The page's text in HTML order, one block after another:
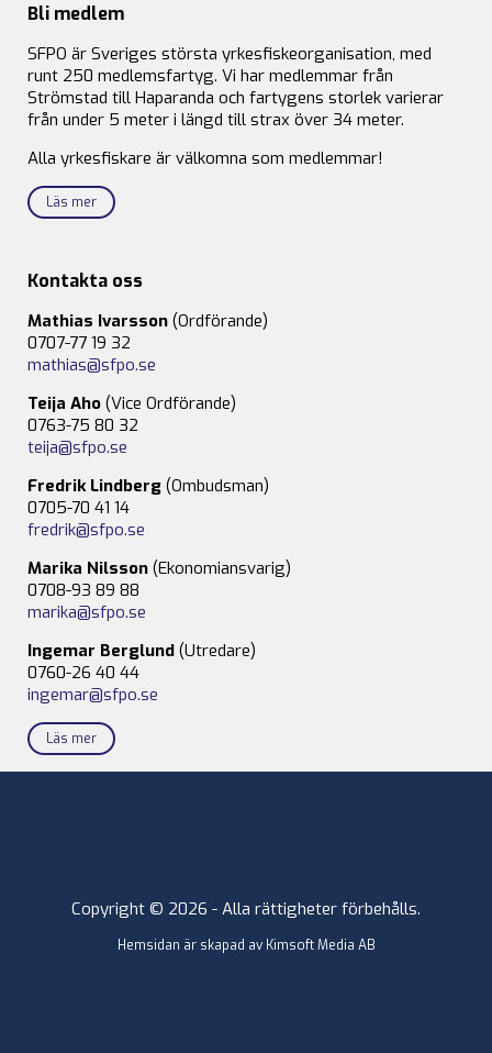
Bli medlem
SFPO är Sveriges största yrkesfiskeorganisation, med
runt 250 medlemsfartyg. Vi har medlemmar från
Strömstad till Haparanda och fartygens storlek varierar
från under 5 meter i längd till strax över 34 meter.
Alla yrkesfiskare är välkomna som medlemmar!
Läs mer
Kontakta oss
Mathias Ivarsson (Ordförande)
0707-77 19 32
mathias@sfpo.se
Teija Aho (Vice Ordförande)
0763-75 80 32
teija@sfpo.se
Fredrik Lindberg (Ombudsman)
0705-70 41 14
fredrik@sfpo.se
Marika Nilsson (Ekonomiansvarig)
0708-93 89 88
marika@sfpo.se
Ingemar Berglund (Utredare)
0760-26 40 44
ingemar@sfpo.se
Läs mer
Copyright © 2026 - Alla rättigheter förbehålls.
Hemsidan är skapad av Kimsoft Media AB